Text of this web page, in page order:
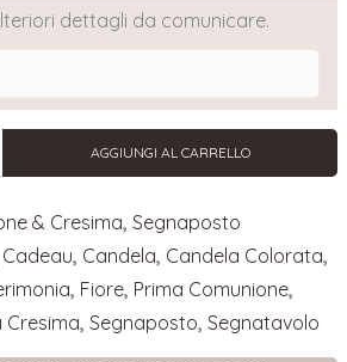
dettagli da comunicare.
AGGIUNGI AL CARRELLO
& Cresima, Segnaposto
Cadeau, Candela, Candela Colorata,
, Fiore, Prima Comunione,
Cresima, Segnaposto, Segnatavolo